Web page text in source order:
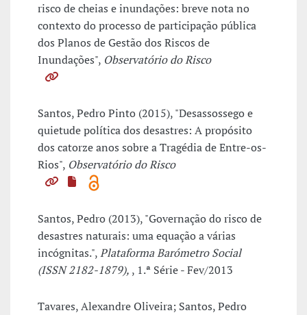
risco de cheias e inundações: breve nota no
contexto do processo de participação pública
dos Planos de Gestão dos Riscos de
Inundações", Observatório do Risco
Santos, Pedro Pinto (2015), "Desassossego e
quietude política dos desastres: A propósito
dos catorze anos sobre a Tragédia de Entre-os-
Rios", Observatório do Risco
Santos, Pedro (2013), "Governação do risco de
desastres naturais: uma equação a várias
incógnitas.",Plataforma Barómetro Social
(ISSN 2182-1879), , 1.ª Série - Fev/2013
Tavares, Alexandre Oliveira; Santos, Pedro